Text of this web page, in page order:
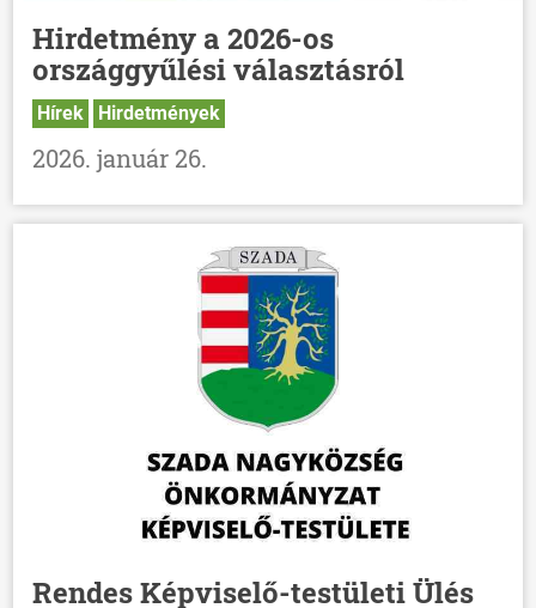
Hirdetmény a 2026-os
országgyűlési választásról
Hírek Hirdetmények
2026. január 26.
Rendes Képviselő-testületi Ülés